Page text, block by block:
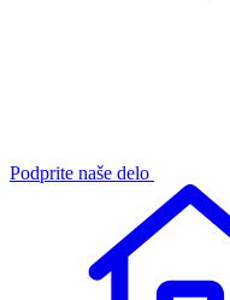
Podprite naše delo